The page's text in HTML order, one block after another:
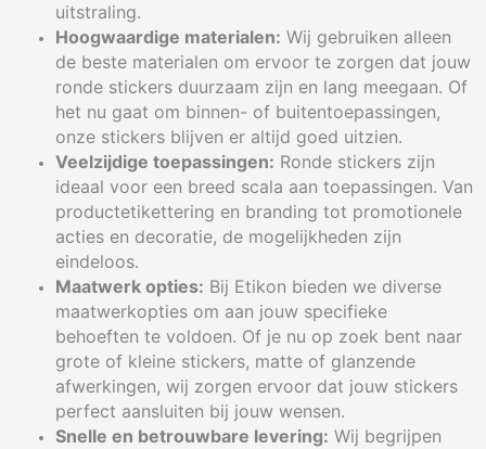
uitstraling.
Hoogwaardige materialen: Wij gebruiken alleen
de beste materialen om ervoor te zorgen dat jouw
ronde stickers duurzaam zijn en lang meegaan. Of
het nu gaat om binnen- of buitentoepassingen,
onze stickers blijven er altijd goed uitzien.
Veelzijdige toepassingen: Ronde stickers zijn
ideaal voor een breed scala aan toepassingen. Van
productetikettering en branding tot promotionele
acties en decoratie, de mogelijkheden zijn
eindeloos.
Maatwerk opties: Bij Etikon bieden we diverse
maatwerkopties om aan jouw specifieke
behoeften te voldoen. Of je nu op zoek bent naar
grote of kleine stickers, matte of glanzende
afwerkingen, wij zorgen ervoor dat jouw stickers
perfect aansluiten bij jouw wensen.
Snelle en betrouwbare levering: Wij begrijpen